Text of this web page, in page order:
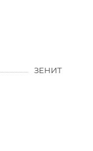
ЗЕНИТ